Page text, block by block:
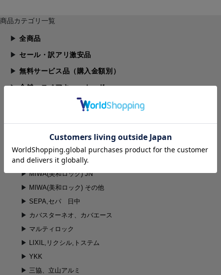
商品カテゴリ一覧
全商品
セール・訳アリ激安品
無料サービス品（購入金額別）
合鍵、スペアキー、カード
鍵,錠前（メーカー別）
エージェント（ＡＧＥＮＴ）
MIWA(美和ロック) U9
MIWA(美和ロック) PR
MIWA(美和ロック) JN
MIWA(美和ロック) その他
SEPA,セパ 日中
カバスターネオ、カバエース
マルティロック
LIXIL,リクシル,トステム
YKK
三協、立山アルミ